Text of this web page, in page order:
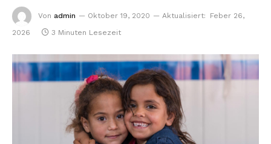
Von admin Oktober 19, 2020 Aktualisiert:
Feber 26,
2026
3 Minuten Lesezeit